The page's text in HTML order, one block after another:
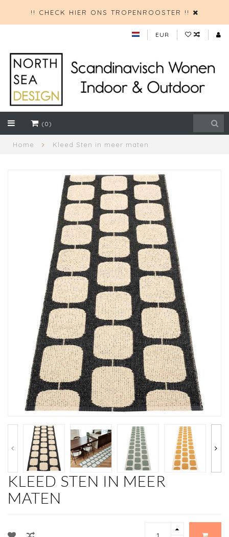
!! CHECK HIER ONS TROPENROOSTER !!
EUR
(0)
Home Kleed Sten in meer maten
KLEED STEN IN MEER
MATEN